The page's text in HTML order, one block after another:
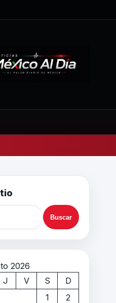
2026
J V S
D
1
2